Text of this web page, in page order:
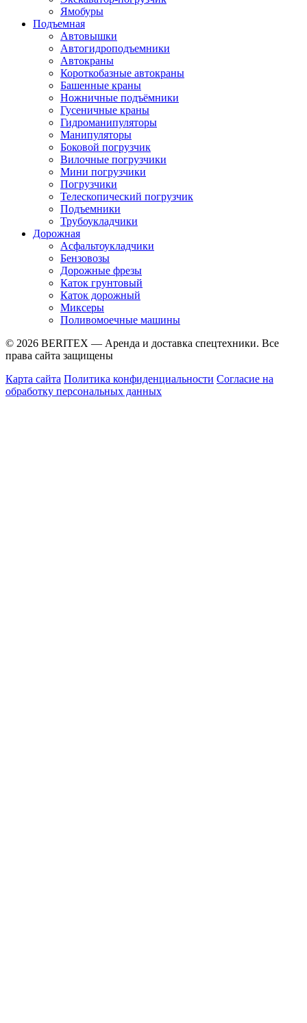
Ямобуры
Подъемная
Автовышки
Автогидроподъемники
Автокраны
Короткобазные автокраны
Башенные краны
Ножничные подъёмники
Гусеничные краны
Гидроманипуляторы
Манипуляторы
Боковой погрузчик
Вилочные погрузчики
Мини погрузчики
Погрузчики
Телескопический погрузчик
Подъемники
Трубоукладчики
Дорожная
Асфальтоукладчики
Бензовозы
Дорожные фрезы
Каток грунтовый
Каток дорожный
Миксеры
Поливомоечные машины
© 2026 BERITEX — Аренда и доставка спецтехники. Все
права сайта защищены
Карта сайта Политика конфиденциальности Согласие на
обработку персональных данных